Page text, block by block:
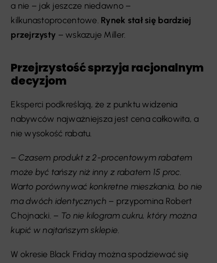
a nie – jak jeszcze niedawno –
kilkunastoprocentowe. Rynek stał się bardziej
przejrzysty – wskazuje Miller.
Przejrzystość sprzyja racjonalnym
decyzjom
Eksperci podkreślają, że z punktu widzenia
nabywców najważniejsza jest cena całkowita, a
nie wysokość rabatu.
– Czasem produkt z 2-procentowym rabatem
może być tańszy niż inny z rabatem 15 proc.
Warto porównywać konkretne mieszkania, bo nie
ma dwóch identycznych – przypomina Robert
Chojnacki. – To nie kilogram cukru, który można
kupić w najtańszym sklepie.
W okresie Black Friday można spodziewać się